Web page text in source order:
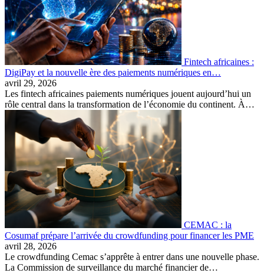
Fintech africaines :
DigiPay et la nouvelle ère des paiements numériques en…
avril 29, 2026
Les fintech africaines paiements numériques jouent aujourd’hui un
rôle central dans la transformation de l’économie du continent. À…
CEMAC : la
Cosumaf prépare l’arrivée du crowdfunding pour financer les PME
avril 28, 2026
Le crowdfunding Cemac s’apprête à entrer dans une nouvelle phase.
La Commission de surveillance du marché financier de…